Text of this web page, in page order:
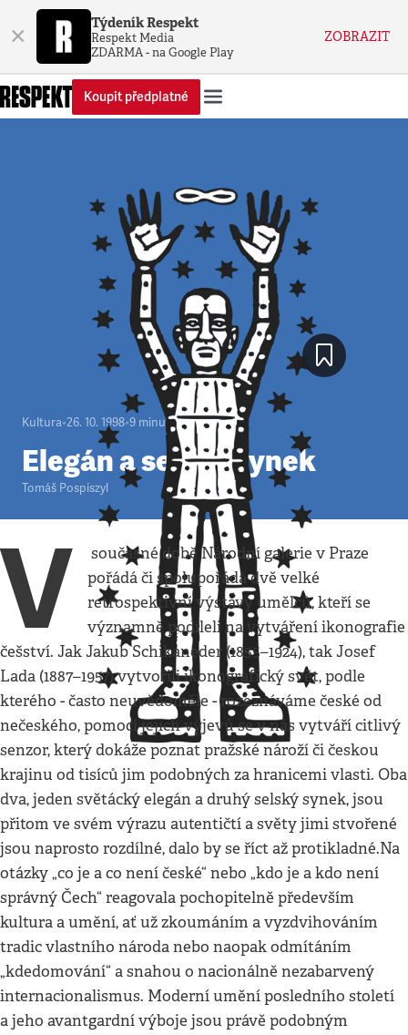
× Týdeník Respekt
Respekt Media
ZDARMA - na Google Play
ZOBRAZIT
Koupit předplatné
Kultura•26. 10. 1998•9 minut
Elegán a selský synek
Tomáš Pospiszyl
V
současné době Národní galerie v Praze
pořádá či spolupořádá dvě velké
retrospektivní výstavy umělců, kteří se
významně podíleli na vytváření ikonografie
češství. Jak Jakub Schikaneder (1855–1924), tak Josef
Lada (1887–1957) vytvořili ikonografický svět, podle
kterého - často neuvědoměle - rozeznáváme české od
nečeského, pomocí jejich výjevů se v nás vytváří citlivý
senzor, který dokáže poznat pražské nároží či českou
krajinu od tisíců jim podobných za hranicemi vlasti. Oba
dva, jeden světácký elegán a druhý selský synek, jsou
přitom ve svém výrazu autentičtí a světy jimi stvořené
jsou naprosto rozdílné, dalo by se říct až protikladné.Na
otázky „co je a co není české“ nebo „kdo je a kdo není
správný Čech“ reagovala pochopitelně především
kultura a umění, ať už zkoumáním a vyzdvihováním
tradic vlastního národa nebo naopak odmítáním
„kdedomování“ a snahou o nacionálně nezabarvený
internacionalismus. Moderní umění posledního století
a jeho avantgardní výboje jsou právě podobným